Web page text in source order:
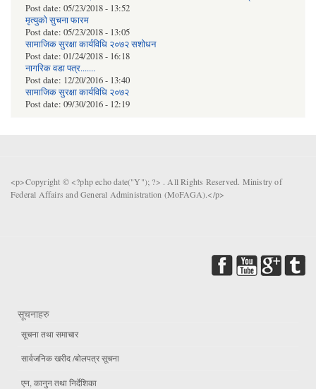
Post date: 05/23/2018 - 13:52
मृत्युको सुचना फारम
Post date: 05/23/2018 - 13:05
सामाजिक सुरक्षा कार्यविधि २०७२ स‌शाेधन
Post date: 01/24/2018 - 16:18
नागरिक वडा पत्र.......
Post date: 12/20/2016 - 13:40
सामाजिक सुरक्षा कार्यविधि २०७२
Post date: 09/30/2016 - 12:19
<p>Copyright © <?php echo date("Y"); ?> . All Rights Reserved. Ministry of
Federal Affairs and General Administration (MoFAGA).</p>
सूचनाहरु
सूचना तथा समाचार
सार्वजनिक खरीद /बोलपत्र सूचना
एन, कानुन तथा निर्देशिका